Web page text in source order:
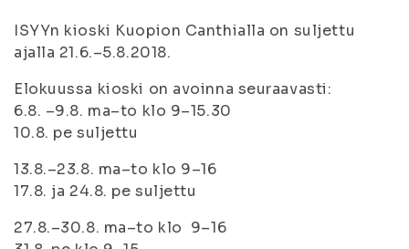
ISYYn kioski Kuopion Canthialla on suljettu
ajalla 21.6.–5.8.2018.
Elokuussa kioski on avoinna seuraavasti:
6.8. –9.8. ma–to klo 9–15.30
10.8. pe suljettu
13.8.–23.8. ma–to klo 9–16
17.8. ja 24.8. pe suljettu
27.8.–30.8. ma–to klo 9–16